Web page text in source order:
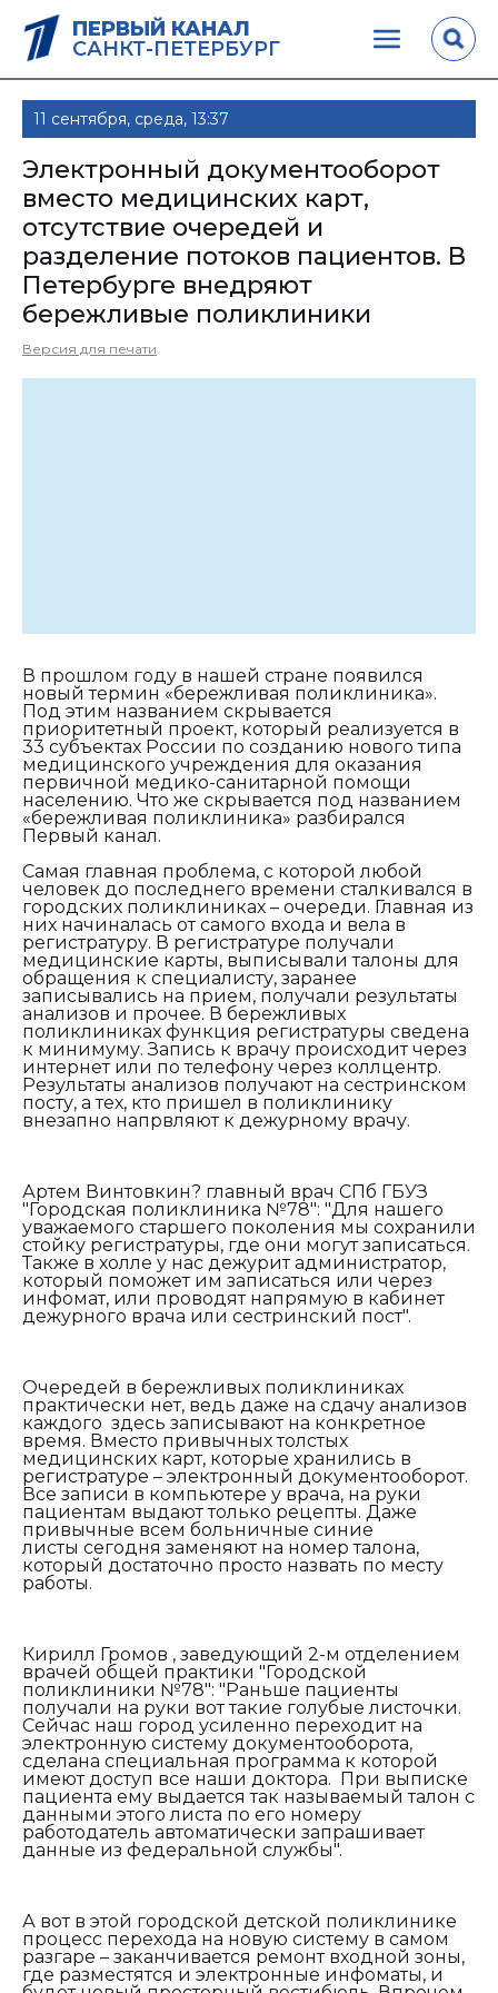
ПЕРВЫЙ КАНАЛ
САНКТ-ПЕТЕРБУРГ
11 сентября, среда, 13:37
Электронный документооборот
вместо медицинских карт,
отсутствие очередей и
разделение потоков пациентов. В
Петербурге внедряют
бережливые поликлиники
Версия для печати
В прошлом году в нашей стране появился
новый термин «бережливая поликлиника».
Под этим названием скрывается
приоритетный проект, который реализуется в
33 субъектах России по созданию нового типа
медицинского учреждения для оказания
первичной медико-санитарной помощи
населению. Что же скрывается под названием
«бережливая поликлиника» разбирался
Первый канал.
Самая главная проблема, с которой любой
человек до последнего времени сталкивался в
городских поликлиниках – очереди. Главная из
них начиналась от самого входа и вела в
регистратуру. В регистратуре получали
медицинские карты, выписывали талоны для
обращения к специалисту, заранее
записывались на прием, получали результаты
анализов и прочее. В бережливых
поликлиниках функция регистратуры сведена
к минимуму. Запись к врачу происходит через
интернет или по телефону через коллцентр.
Результаты анализов получают на сестринском
посту, а тех, кто пришел в поликлинику
внезапно напрвляют к дежурному врачу.
Артем Винтовкин? главный врач СПб ГБУЗ
"Городская поликлиника №78": "Для нашего
уважаемого старшего поколения мы сохранили
стойку регистратуры, где они могут записаться.
Также в холле у нас дежурит администратор,
который поможет им записаться или через
инфомат, или проводят напрямую в кабинет
дежурного врача или сестринский пост".
Очередей в бережливых поликлиниках
практически нет, ведь даже на сдачу анализов
каждого здесь записывают на конкретное
время. Вместо привычных толстых
медицинских карт, которые хранились в
регистратуре – электронный документооборот.
Все записи в компьютере у врача, на руки
пациентам выдают только рецепты. Даже
привычные всем больничные синие
листы сегодня заменяют на номер талона,
который достаточно просто назвать по месту
работы.
Кирилл Громов , заведующий 2-м отделением
врачей общей практики "Городской
поликлиники №78": "Раньше пациенты
получали на руки вот такие голубые листочки.
Сейчас наш город усиленно переходит на
электронную систему документооборота,
сделана специальная программа к которой
имеют доступ все наши доктора. При выписке
пациента ему выдается так называемый талон с
данными этого листа по его номеру
работодатель автоматически запрашивает
данные из федеральной службы".
А вот в этой городской детской поликлинике
процесс перехода на новую систему в самом
разгаре – заканчивается ремонт входной зоны,
где разместятся и электронные инфоматы, и